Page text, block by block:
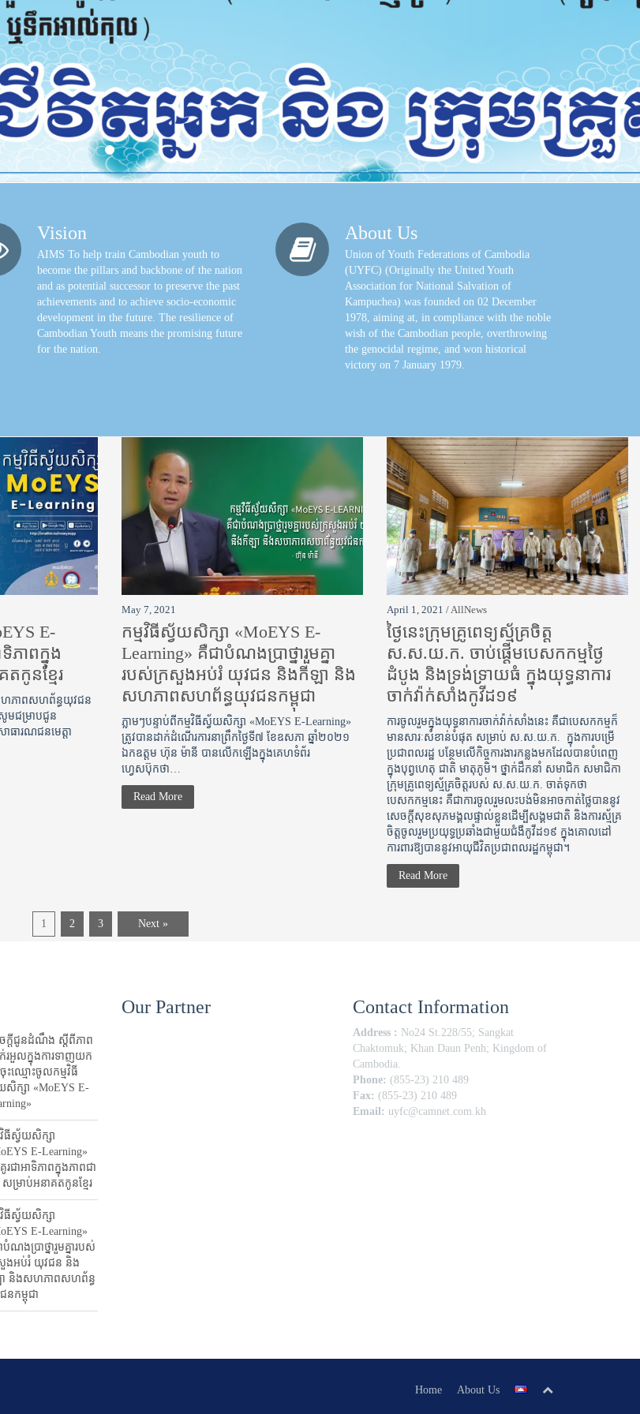
Vision
AIMS To help train Cambodian youth to
become the pillars and backbone of the nation
and as potential successor to preserve the past
achievements and to achieve socio-economic
development in the future. The resilience of
Cambodian Youth means the promising future
for the nation.
About Us
Union of Youth Federations of Cambodia
(UYFC) (Originally the United Youth
Association for National Salvation of
Kampuchea) was founded on 02 December
1978, aiming at, in compliance with the noble
wish of the Cambodian people, overthrowing
the genocidal regime, and won historical
victory on 7 January 1979.
E-
ភាពក្នុង
តកូនខ្មែរ
ភាពសហព័ន្ធយុវជន
មជម្រាបជូន
ធារណជនមេត្តា
May 7, 2021
កម្មវិធីស្វ័យសិក្សា «MoEYS E-
Learning» គឺជាបំណងប្រាថ្នារួមគ្នា
របស់ក្រសួងអប់រំ​ យុវជន និងកីឡា និង
សហភាពសហព័ន្ធយុវជនកម្ពុជា
ភ្លាមៗបន្ទាប់ពីកម្មវិធីស្វ័យសិក្សា​ «MoEYS E-Learning»
ត្រូវបានដាក់ដំណើរការនាព្រឹកថ្ងៃទី៧​ ខែឧសភា ឆ្នាំ២០២១
ឯកឧត្តម ​ហ៊ុន ម៉ានី បានលើកឡើងក្នុងគេហទំព័រ
ហ្វេសប៊ុកថា…
Read More
April 1, 2021 /AllNews
ថ្ងៃនេះក្រុមគ្រូពេទ្យស្ម័គ្រចិត្ត
ស.ស.យ.ក. ចាប់ផ្តើមបេសកកម្មថ្ងៃ
ដំបូង និងទ្រង់ទ្រាយធំ ក្នុងយុទ្ធនាការ
ចាក់វ៉ាក់សាំងកូវីដ១៩
ការចូលរួមក្នុងយុទ្ធនាការចាក់វ៉ាក់សាំងនេះ គឺជាបេសកកម្មក៏
មានសារៈសំខាន់បំផុត សម្រាប់ ស.ស.យ.ក. ​ ក្នុងការបម្រើ​
ប្រជាពលរដ្ឋ​ បន្ថែមលើកិច្ចការងារកន្លងមកដែលបានបំពេញ
ក្នុង​បុព្វហេតុ ជាតិ មាតុភូមិ។ ថ្នាក់ដឹកនាំ សមាជិក សមាជិកា
ក្រុមគ្រូពេទ្យស្ម័គ្រចិត្តរបស់ ស.ស.យ.ក. ចាត់ទុកថា
បេសកកម្មនេះ គឺជាការចូលរួមលះបង់មិនអាចកាត់ថ្លៃ​បាននូវ
សេចក្តី​សុខ​សុភមង្គល​ផ្ទាល់​ខ្លួន​ដើម្បី​សង្គម​ជាតិ និងការស្ម័គ្រ
ចិត្តចូលរួមប្រយុទ្ធប្រឆាំងជាមួយជំងឺកូវីដ១៩ ក្នុងគោលដៅ
ការពា​រ​ឱ្យបាននូវអាយុ​ជីវិត​ប្រជាពលរដ្ឋ​កម្ពុជា។​
Read More
1 2 3 Next »
ក្តីជូនដំណឹង ស្តី​ពីភាព​
ក់រអួល​ក្នុងការ​ទាញ​យក
ះ​ឈ្មោះ​ចូល​កម្មវិធី​
សិក្សា «MoEYS E-
វិធីស្វ័យសិក្សា
E-Learning»
រជាអាទិភាពក្នុងភាពជា
សម្រាប់អនាគតកូនខ្មែរ
វិធីស្វ័យសិក្សា
E-Learning»
បំណងប្រាថ្នារួមគ្នារបស់
ងអប់រំ​ យុវជន និង
និងសហភាពសហព័ន្ធ
នកម្ពុជា
Our Partner Contact Information
Address : No24 St.228/55; Sangkat
Chaktomuk; Khan Daun Penh; Kingdom of
Cambodia.
Phone: (855-23) 210 489
Fax: (855-23) 210 489
Email: uyfc@camnet.com.kh
Home About Us